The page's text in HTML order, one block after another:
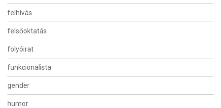
felhívás
felsőoktatás
folyóirat
funkcionalista
gender
humor